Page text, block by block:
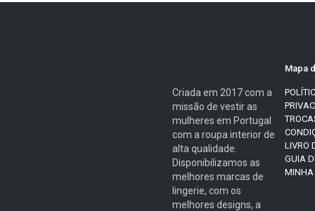
Criada em 2017 com a
missão de vestir as
mulheres em Portugal
com a roupa interior de
alta qualidade.
Disponibilizamos as
melhores marcas de
lingerie, com os
melhores designs, a
Mapa
LIVRO
GUIA
MINHA